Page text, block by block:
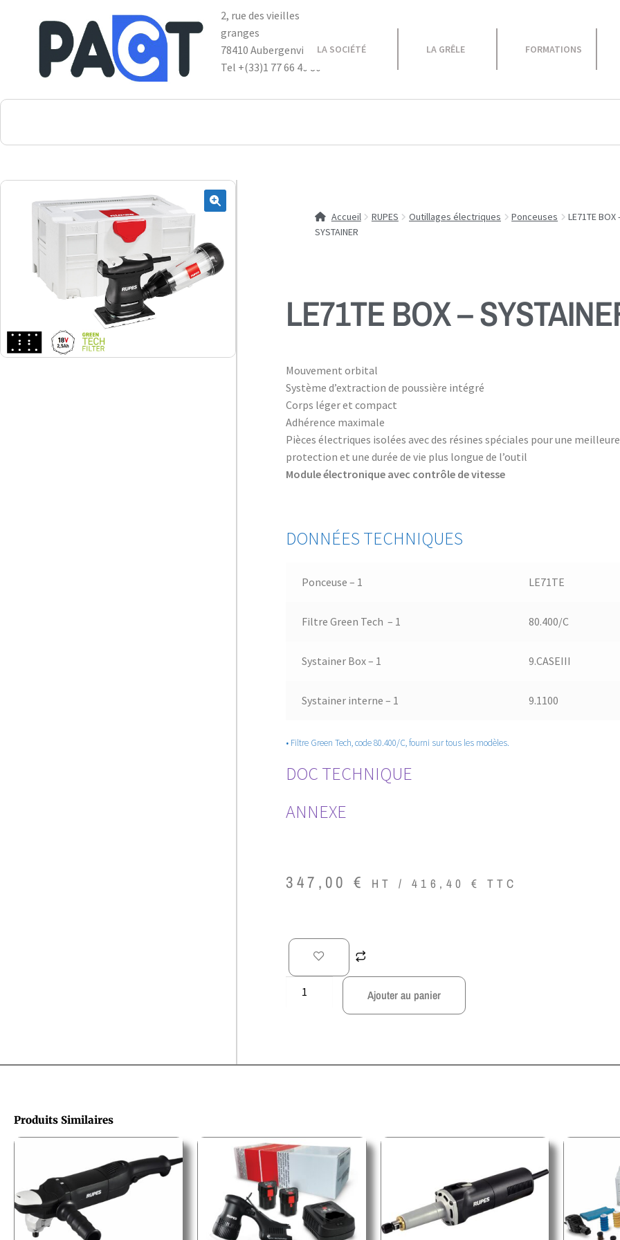
2, rue des vieilles
granges
78410 Aubergenville
Tel +(33)1 77 66 40 80
LA SOCIÉTÉ LA GRÊLE FORMATIONS
Accueil RUPES Outillages électriques Ponceuses
LE71TE BOX
SYSTAINER
LE71TE BOX –
Mouvement orbital
Système d’extraction de poussière intégré
Corps léger et compact
Adhérence maximale
Pièces électriques isolées avec des résines spéciales pour une meilleure
protection et une durée de vie plus longue de l’outil
Module électronique avec contrôle de vitesse
DONNÉES TECHNIQUES
Ponceuse – 1 LE71TE
Filtre Green Tech – 1 80.400/C
Systainer Box – 1 9.CASEIII
Systainer interne – 1 9.1100
• Filtre Green Tech, code 80.400/C, fourni sur tous les modèles.
DOC TECHNIQUE
ANNEXE
347,00€ HT / 416,40 € TTC
Ajouter au panier
Produits Similaires